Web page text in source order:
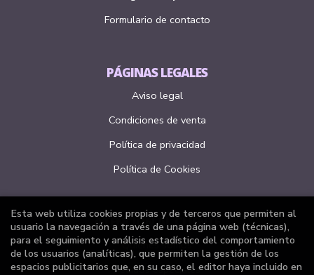
Formulario de contacto
PÁGINAS LEGALES
Aviso legal
Condiciones de venta
Política de privacidad
Política de Cookies
ATENCIÓN AL CLIENTE
Quiénes somos
Pedidos especiales
Esta web utiliza cookies propias y de terceros que permiten al
usuario la navegación a través de una página web (técnicas),
para el seguimiento y análisis estadístico del comportamiento
de los usuarios (analíticas), que permiten la gestión de los
espacios publicitarios que, en su caso, el editor haya incluido en